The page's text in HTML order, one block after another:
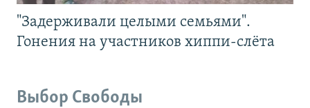
"Задерживали целыми семьями".
Гонения на участников хиппи-слёта
Выбор Свободы